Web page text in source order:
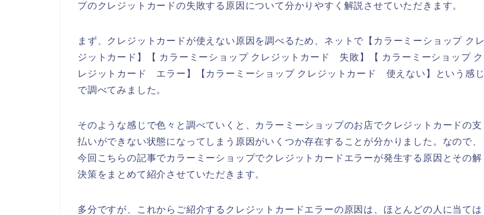
プのクレジットカードの失敗する原因について分かりやすく解説させていただきます。
まず、クレジットカードが使えない原因を調べるため、ネットで【カラーミーショップ クレ
ジットカード】【 カラーミーショップ クレジットカード 失敗】【 カラーミーショップ ク
レジットカード エラー】【カラーミーショップ クレジットカード 使えない】という感じ
で調べてみました。
そのような感じで色々と調べていくと、カラーミーショップのお店でクレジットカードの支
払いができない状態になってしまう原因がいくつか存在することが分かりました。なので、
今回こちらの記事でカラーミーショップでクレジットカードエラーが発生する原因とその解
決策をまとめて紹介させていただきます。
多分ですが、これからご紹介するクレジットカードエラーの原因は、ほとんどの人に当ては